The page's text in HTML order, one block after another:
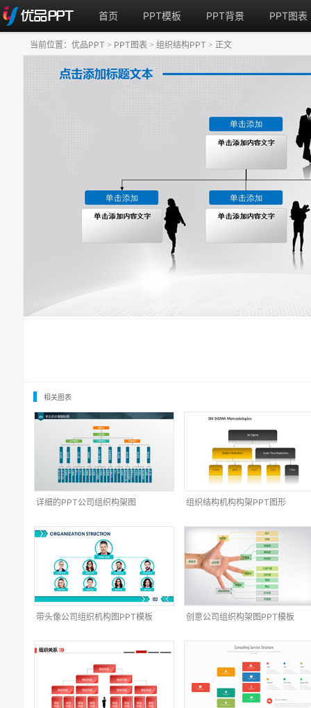
首页 PPT模板 PPT背景 PPT图表
当前位置： 优品PPT > PPT图表 > 组织结构PPT > 正文
相关图表
详细的PPT公司组织构架图 组织结构机构构架PPT图形
带头像公司组织机构图PPT模板 创意公司组织构架图PPT模板